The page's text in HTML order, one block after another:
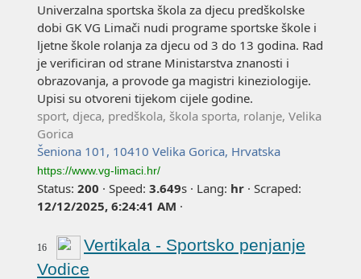
Univerzalna sportska škola za djecu predškolske
dobi GK VG Limači nudi programe sportske škole i
ljetne škole rolanja za djecu od 3 do 13 godina. Rad
je verificiran od strane Ministarstva znanosti i
obrazovanja, a provode ga magistri kineziologije.
Upisi su otvoreni tijekom cijele godine.
sport, djeca, predškola, škola sporta, rolanje, Velika
Gorica
Šeniona 101, 10410 Velika Gorica, Hrvatska
https://www.vg-limaci.hr/
Status: 200 · Speed: 3.649s · Lang: hr · Scraped:
12/12/2025, 6:24:41 AM ·
16
Vertikala - Sportsko penjanje
Vodice